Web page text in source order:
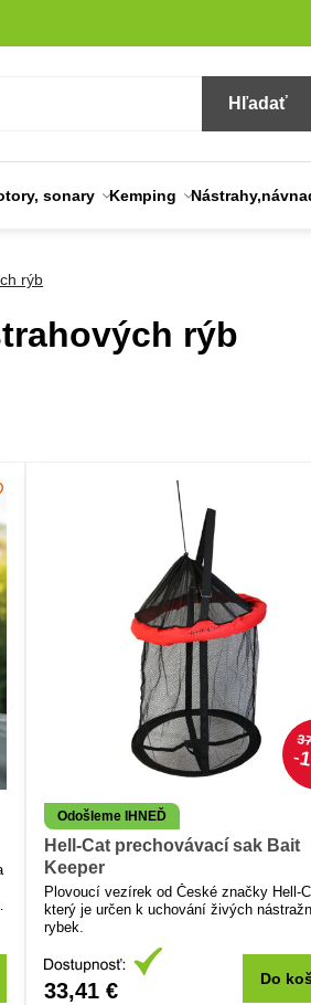
Hľadať
sonary Kemping
rýb
rýb
Odošleme IHNEĎ
Hell-Cat prechovávací sak Bait
Keeper
Plovoucí vezírek od České značky Hell-
který je určen k uchování živých
rybek.
33,41 € Do